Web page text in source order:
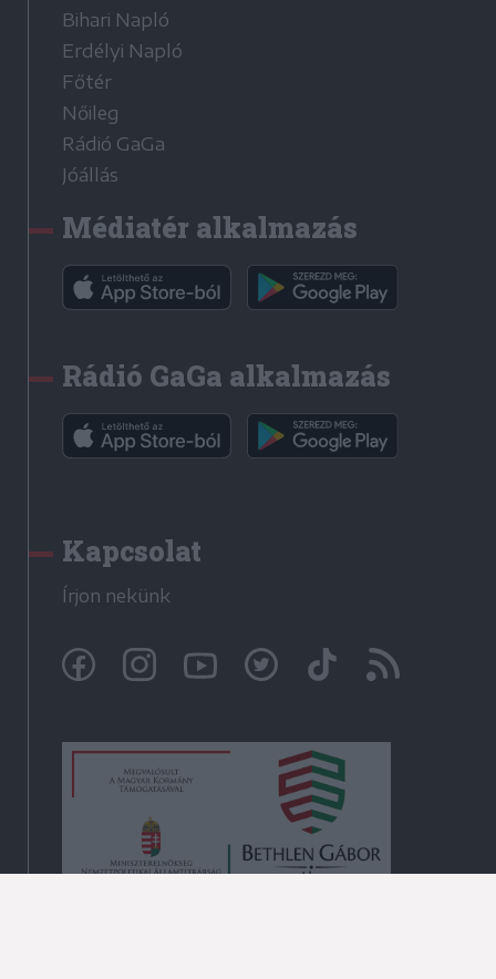
Bihari Napló
Erdélyi Napló
Főtér
Nőileg
Rádió GaGa
Jóállás
Médiatér alkalmazás
Rádió GaGa alkalmazás
Kapcsolat
Írjon nekünk